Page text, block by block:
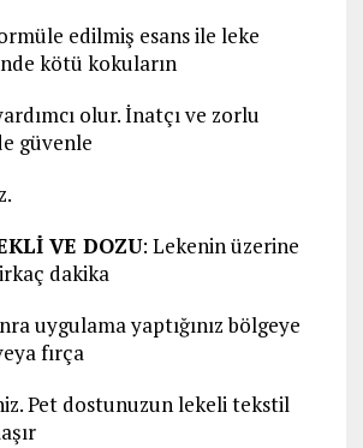
edilmiş esans ile leke
kötü kokuların
olur. İnatçı ve zorlu
güvenle
VE DOZU: Lekenin üzerine
dakika
uygulama yaptığınız bölgeye
fırça
Pet dostunuzun lekeli tekstil